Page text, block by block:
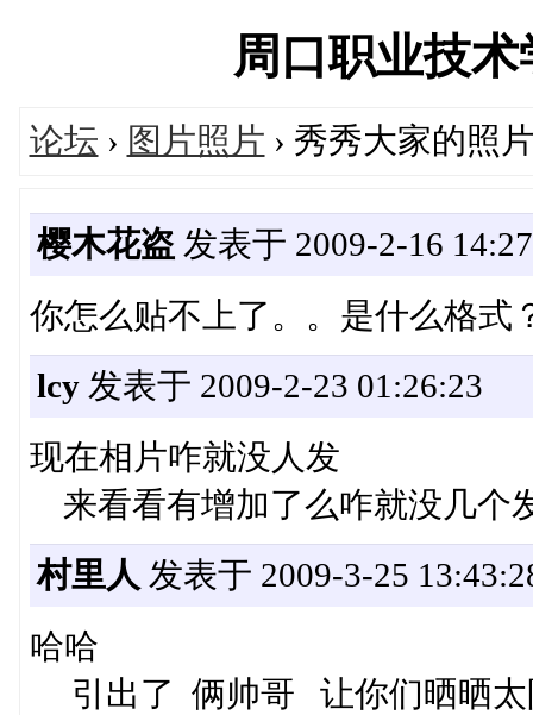
周口职业技
论坛 › 图片照片 › 秀秀大家的照
樱木花盗 发表于 2009-2-16
你怎么贴不上了。。是什么格式
lcy发表于 2009-2-23 01:26:23
现在相片咋就没人发
来看看有增加了么咋就没几个
村里人 发表于 2009-3-25
哈哈
引出了 俩帅哥 让你们晒晒太